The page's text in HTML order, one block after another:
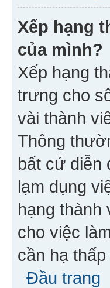
Xếp hạng
của mình?
Xếp hạng
trưng cho
vài thành
Thông
bất cứ diễn
lạm dụng
hạng thành
cho việc
cần hạ
Đầu trang